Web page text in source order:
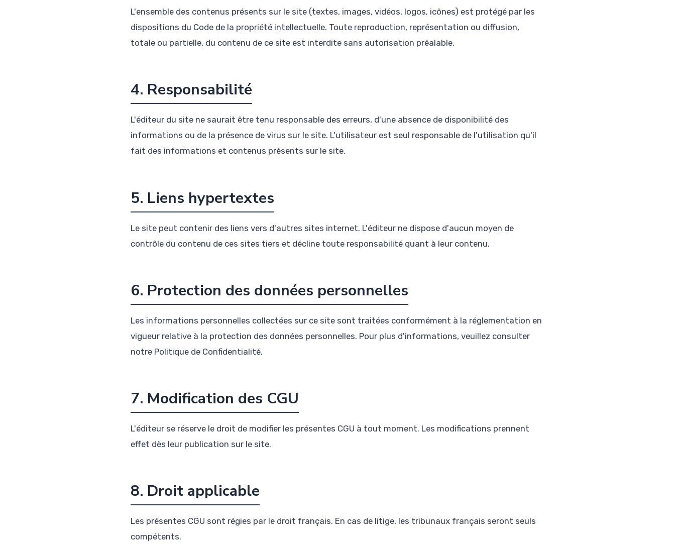
L'ensemble des contenus présents sur le site (textes, images, vidéos, logos, icônes) est protégé par les
dispositions du Code de la propriété intellectuelle. Toute reproduction, représentation ou diffusion,
totale ou partielle, du contenu de ce site est interdite sans autorisation préalable.
4. Responsabilité
L'éditeur du site ne saurait être tenu responsable des erreurs, d'une absence de disponibilité des
informations ou de la présence de virus sur le site. L'utilisateur est seul responsable de l'utilisation qu'il
fait des informations et contenus présents sur le site.
5. Liens hypertextes
Le site peut contenir des liens vers d'autres sites internet. L'éditeur ne dispose d'aucun moyen de
contrôle du contenu de ces sites tiers et décline toute responsabilité quant à leur contenu.
6. Protection des données personnelles
Les informations personnelles collectées sur ce site sont traitées conformément à la réglementation en
vigueur relative à la protection des données personnelles. Pour plus d'informations, veuillez consulter
notre Politique de Confidentialité.
7. Modification des CGU
L'éditeur se réserve le droit de modifier les présentes CGU à tout moment. Les modifications prennent
effet dès leur publication sur le site.
8. Droit applicable
Les présentes CGU sont régies par le droit français. En cas de litige, les tribunaux français seront seuls
compétents.